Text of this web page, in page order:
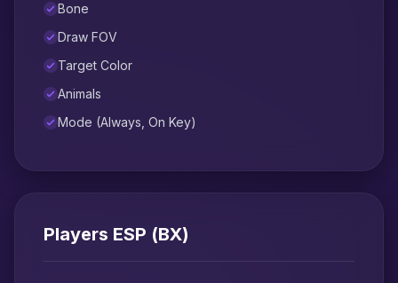
Bone
Draw FOV
Target Color
Animals
Mode (Always, On Key)
Players ESP (ВХ)